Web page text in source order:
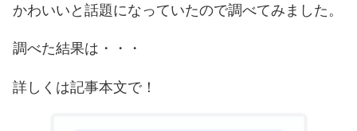
かわいいと話題になっていたので調べてみました。
調べた結果は・・・
詳しくは記事本文で！